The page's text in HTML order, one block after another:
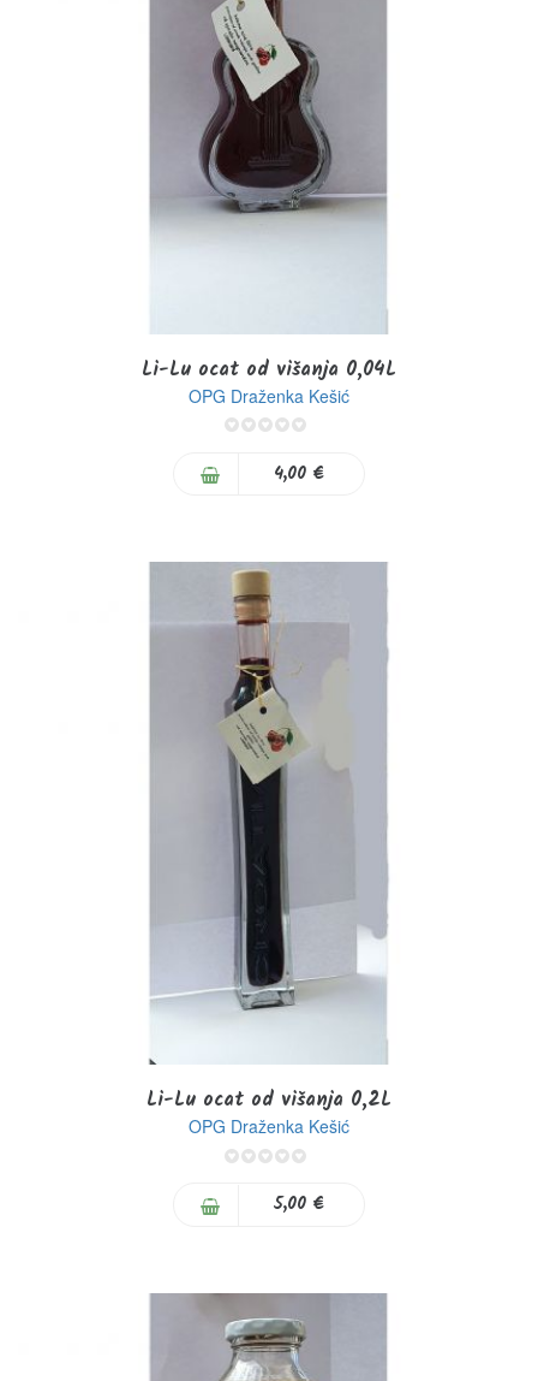
Li-Lu ocat od višanja 0,04L
OPG Draženka Kešić
4,00 €
Li-Lu ocat od višanja 0,2L
OPG Draženka Kešić
5,00 €